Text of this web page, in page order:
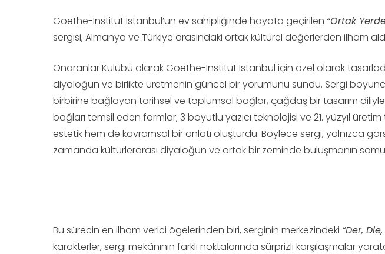
Goethe-Institut Istanbul’un ev sahipliğinde hayata geçirilen “Ortak
sergisi, Almanya ve Türkiye arasındaki ortak kültürel değerlerden ilham
Onaranlar Kulübü olarak Goethe-Institut Istanbul için özel olarak
diyaloğun ve birlikte üretmenin güncel bir yorumunu sundu. Sergi
birbirine bağlayan tarihsel ve toplumsal bağlar, çağdaş bir tasarım diliyle
bağları temsil eden formlar; 3 boyutlu yazıcı teknolojisi ve 21. yüzyıl
estetik hem de kavramsal bir anlatı oluşturdu. Böylece sergi, yalnızca
zamanda kültürlerarası diyaloğun ve ortak bir zeminde buluşmanın
Bu sürecin en ilham verici ögelerinden biri, serginin merkezindeki “Der,
karakterler, sergi mekânının farklı noktalarında sürprizli karşılaşmalar